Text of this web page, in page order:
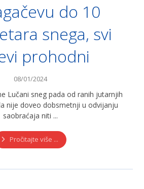
do 10
snega, svi
prohodni
08/01/2024
Lučani sneg pada od ranih jutarnjih
nije doveo dobsmetnji u odvijanju
saobraćaja niti ...
Pročitajte više ...